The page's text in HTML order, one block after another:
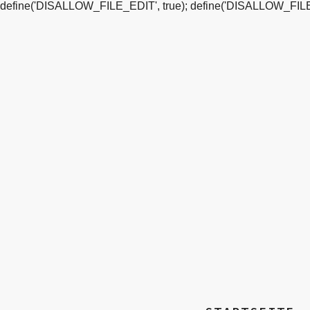
define('DISALLOW_FILE_EDIT', true);